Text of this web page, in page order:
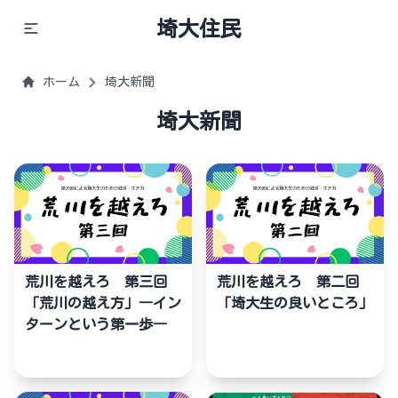
埼大住民
ホーム 埼大新聞
埼大新聞
荒川を越えろ 第三回
「荒川の越え方」―イン
ターンという第一歩―
荒川を越えろ 第二回
「埼大生の良いところ」